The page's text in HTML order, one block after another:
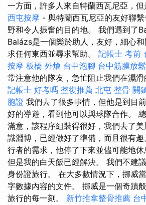
一方面，許多人來自特蘭西瓦尼亞，
西屯按摩 - 與特蘭西瓦尼亞的友好聯
野和令人振奮的目的地。 我們遇到了
Balázs是一個樂於助人，友好，細心
求任何東西並尋求幫助。 記帳士 考前
按摩 板橋 外燴 台中泡腳 台中筋膜放
常注意他的隊友，急忙阻止我們在濕滑
記帳士 好考嗎 整復推薦 北屯 整骨 關
胞證 我們去了很多事情，但他是到目
好的導遊，看到他可以與球隊合作。
滿意，該程序組裝得很好，我們去了
識淵博，已經做好了準備，而且很有
行者的需求，他停了下來並儘可能地休
但是我的白天飯已經解決。 我們不建
身份證旅行。 在大多數情況下，挪威
字數據內容的文件。 挪威是一個奇蹟
旅行的每一刻。 新竹推拿整骨推薦 台